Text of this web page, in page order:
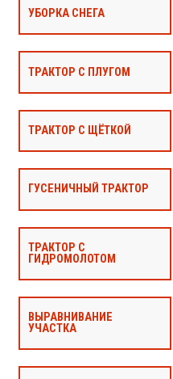
УБОРКА СНЕГА
ТРАКТОР С ПЛУГОМ
ТРАКТОР С ЩЁТКОЙ
ГУСЕНИЧНЫЙ ТРАКТОР
ТРАКТОР С
ГИДРОМОЛОТОМ
ВЫРАВНИВАНИЕ
УЧАСТКА